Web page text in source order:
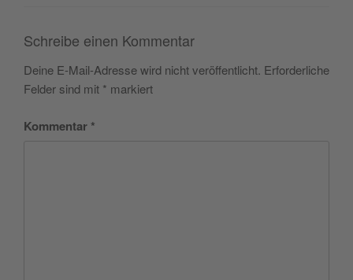
Schreibe einen Kommentar
Deine E-Mail-Adresse wird nicht veröffentlicht. Erforderliche
Felder sind mit * markiert
Kommentar *